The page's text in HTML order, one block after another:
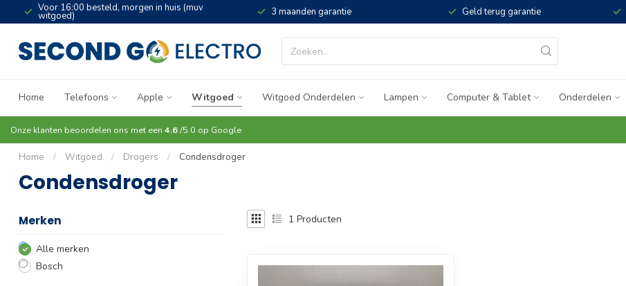
Voor 16:00 besteld, morgen in huis (muv
witgoed) 3 maanden garantie Geld terug garantie
Home Telefoons Apple Witgoed Witgoed Onderdelen Lampen Computer & Tablet Onderdelen
Onze klanten beoordelen ons met een 4.6/5.0 op Google
Home / Witgoed / Drogers / Condensdroger
Condensdroger
Merken
Alle merken
Bosch
1 Producten